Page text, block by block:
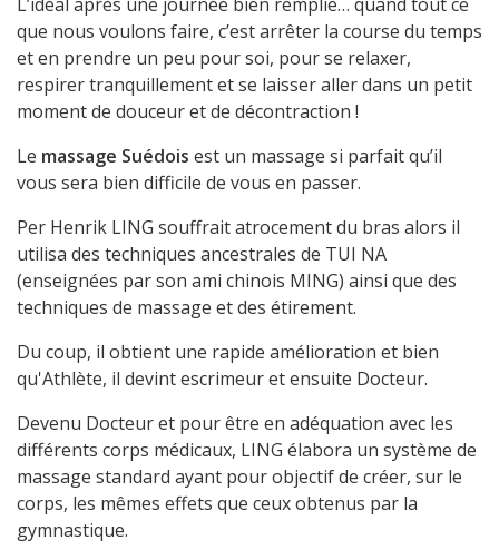
que nous voulons faire, c’est arrêter la course du temps
et en prendre un peu pour soi, pour se relaxer,
respirer tranquillement et se laisser aller dans un petit
moment de douceur et de décontraction !
Le massage Suédois est un massage si parfait qu’il
vous sera bien difficile de vous en passer.
Per Henrik LING souffrait atrocement du bras alors il
utilisa des techniques ancestrales de TUI NA
(enseignées par son ami chinois MING) ainsi que des
techniques de massage et des étirement.
Du coup, il obtient une rapide amélioration et bien
qu'Athlète, il devint escrimeur et ensuite Docteur.
Devenu Docteur et pour être en adéquation avec les
différents corps médicaux, LING élabora un système de
massage standard ayant pour objectif de créer, sur le
corps, les mêmes effets que ceux obtenus par la
gymnastique.